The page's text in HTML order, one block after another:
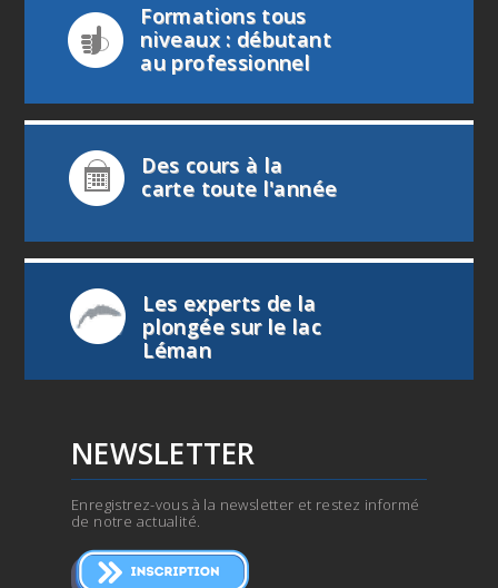
Formations tous
niveaux : débutant
au professionnel
Des cours à la
carte toute l'année
Les experts de la
plongée sur le lac
Léman
NEWSLETTER
Enregistrez-vous à la newsletter et restez informé
de notre actualité.